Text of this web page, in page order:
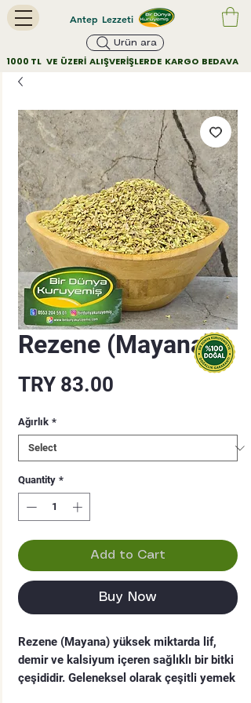
Antep Lezzeti
Ürün ara
1000 TL   VE  ÜZERİ  ALIŞVERİŞLERDE  KARGO  BEDAVA
Rezene (Mayana)
TRY 83.00
Ağırlık *
Quantity *
Add to Cart
Buy Now
Rezene (Mayana) yüksek miktarda lif,
demir ve kalsiyum içeren sağlıklı bir bitki
çeşididir. Geleneksel olarak çeşitli yemek